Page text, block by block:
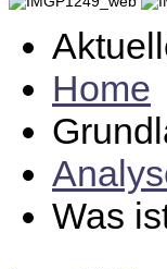
Home
Was